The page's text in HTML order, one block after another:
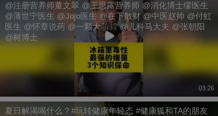
@注册营养师董文翠 @王思露营养师 @消化博士缪医生
@薄世宁医生 @Jojo医生 @在下散财 @中医赵帅 @付虹
医生 @怀章说药 @一颗大萌叔 @儿科马大夫 @张朝阳
@树博士
03:26
夏日解渴喝什么？#玩转健康年轻态 #健康狐和TA的朋友